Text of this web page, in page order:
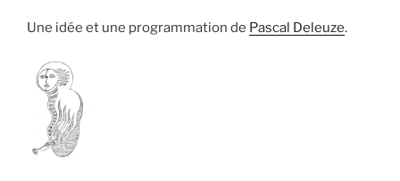
Une idée et une programmation de Pascal Deleuze.